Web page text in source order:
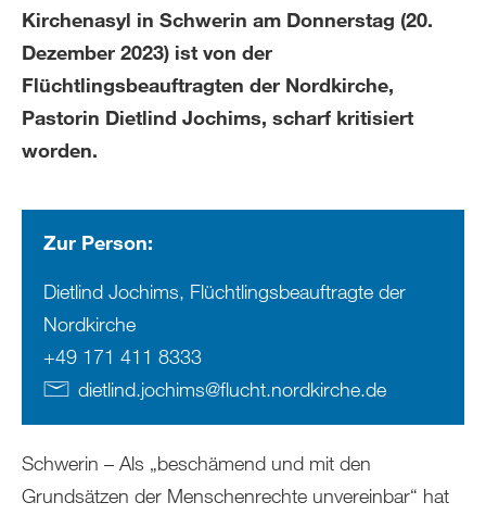
Kirchenasyl in Schwerin am Donnerstag (20.
Dezember 2023) ist von der
Flüchtlingsbeauftragten der Nordkirche,
Pastorin Dietlind Jochims, scharf kritisiert
worden.
Zur Person:
Dietlind Jochims, Flüchtlingsbeauftragte der
Nordkirche
+49 171 411 8333
dietlind.jochims@flucht.nordkirche.de
Schwerin – Als „beschämend und mit den
Grundsätzen der Menschenrechte unvereinbar“ hat